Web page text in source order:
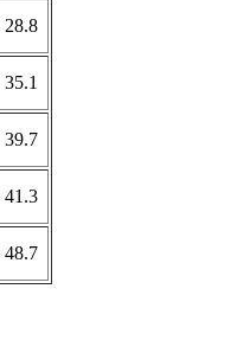
28.8
35.1
39.7
41.3
48.7